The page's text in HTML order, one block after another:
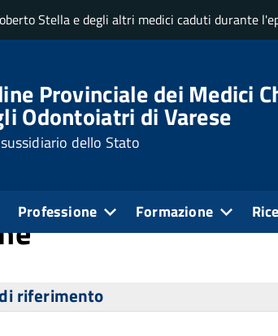
Stella e degli altri medici caduti durante
Provinciale dei Medici
Odontoiatri di Varese
dello Stato
Professione Formazione
Generali Piano triennale per la
2018 Creato: 16 Luglio 2018
di
riferimento